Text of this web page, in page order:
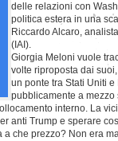
delle relazioni con
politica estera in una
Riccardo Alcaro,
(IAI).
Giorgia Meloni vuole
volte riproposta dai
un ponte tra Stati Uniti
pubblicamente a
interno. La
anti Trump e sperare
a che prezzo? Non era